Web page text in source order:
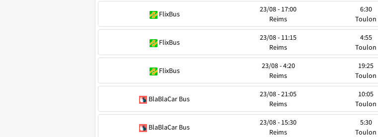
FlixBus
23/08 - 17:00
Reims
6:30
Toulon
FlixBus
23/08 - 11:15
Reims
4:55
Toulon
FlixBus
23/08 - 4:20
Reims
19:25
Toulon
BlaBlaCar Bus
23/08 - 21:05
Reims
10:05
Toulon
BlaBlaCar Bus
23/08 - 15:30
Reims
5:30
Toulon